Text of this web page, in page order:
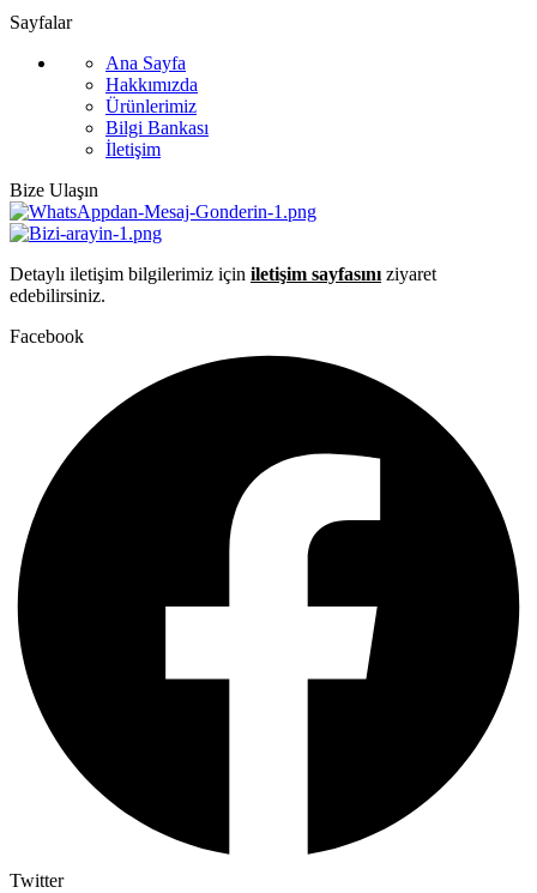
Sayfalar
Ana Sayfa
Hakkımızda
Ürünlerimiz
Bilgi Bankası
İletişim
Bize Ulaşın
Detaylı iletişim bilgilerimiz için iletişim sayfasını ziyaret
edebilirsiniz.
Facebook
Twitter